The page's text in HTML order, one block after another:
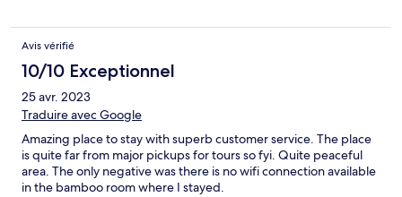
Avis vérifié
10/10 Exceptionnel
25 avr. 2023
Traduire avec Google
Amazing place to stay with superb customer service. The place
is quite far from major pickups for tours so fyi. Quite peaceful
area. The only negative was there is no wifi connection available
in the bamboo room where I stayed.